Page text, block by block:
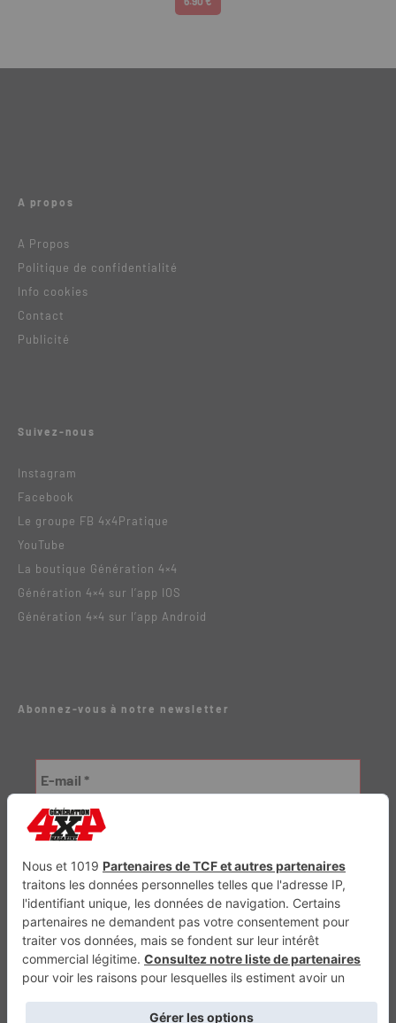
A propos
A Propos
Politique de confidentialité
Info cookies
Contact
Publicité
Suivez-nous
Instagram
Facebook
Le groupe FB 4x4Pratique
YouTube
La boutique Génération 4×4
Génération 4×4 sur l’app IOS
Génération 4×4 sur l’app Android
Abonnez-vous à notre newsletter
Génération Electrique Génération Sans Permis VTTAE.fr FullAttack